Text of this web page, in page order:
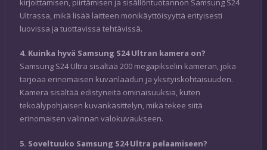
kirjoittamisen, piirtämisen ja sisällöntuotannon Samsung S24
Ultrassa, mikä lisää laitteen monikäyttöisyyttä erityisesti
luovissa ja tuottavissa tehtävissä.
4. Kuinka hyvä Samsung S24 Ultran kamera on?
Samsung S24 Ultra sisältää 200 megapikselin kameran, joka
tarjoaa erinomaisen kuvanlaadun ja yksityiskohtaisuuden.
Kamera sisältää edistyneitä ominaisuuksia, kuten
tekoälypohjaisen kuvankäsittelyn, mikä tekee siitä
erinomaisen valinnan valokuvaukseen.
5. Soveltuuko Samsung S24 Ultra pelaamiseen?